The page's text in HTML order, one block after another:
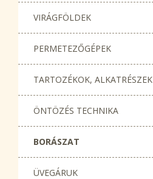
VIRÁGFÖLDEK
PERMETEZŐGÉPEK
TARTOZÉKOK, ALKATRÉSZEK
ÖNTÖZÉS TECHNIKA
BORÁSZAT
ÜVEGÁRUK